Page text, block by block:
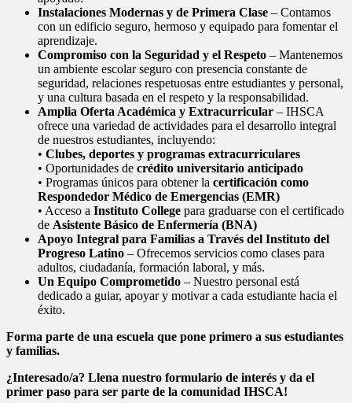
Instalaciones Modernas y de Primera Clase – Contamos
con un edificio seguro, hermoso y equipado para fomentar el
aprendizaje.
Compromiso con la Seguridad y el Respeto – Mantenemos
un ambiente escolar seguro con presencia constante de
seguridad, relaciones respetuosas entre estudiantes y personal,
y una cultura basada en el respeto y la responsabilidad.
Amplia Oferta Académica y Extracurricular – IHSCA
ofrece una variedad de actividades para el desarrollo integral
de nuestros estudiantes, incluyendo:
• Clubes, deportes y programas extracurriculares
• Oportunidades de crédito universitario anticipado
• Programas únicos para obtener la certificación como
Respondedor Médico de Emergencias (EMR)
• Acceso a Instituto College para graduarse con el certificado
de Asistente Básico de Enfermería (BNA)
Apoyo Integral para Familias a Través del Instituto del
Progreso Latino – Ofrecemos servicios como clases para
adultos, ciudadanía, formación laboral, y más.
Un Equipo Comprometido – Nuestro personal está
dedicado a guiar, apoyar y motivar a cada estudiante hacia el
éxito.
Forma parte de una escuela que pone primero a sus estudiantes
y familias.
¿Interesado/a? Llena nuestro formulario de interés y da el
primer paso para ser parte de la comunidad IHSCA!